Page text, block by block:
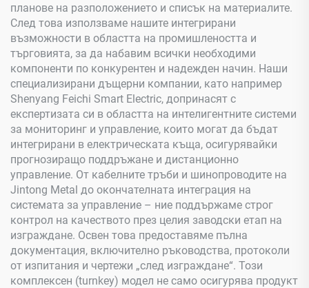
планове на разположението и списък на материалите.
След това използваме нашите интегрирани
възможности в областта на промишлеността и
търговията, за да набавим всички необходими
компоненти по конкурентен и надежден начин. Наши
специализирани дъщерни компании, като например
Shenyang Feichi Smart Electric, допринасят с
експертизата си в областта на интелигентните системи
за мониторинг и управление, които могат да бъдат
интегрирани в електрическата къща, осигурявайки
прогнозиращо поддръжане и дистанционно
управление. От кабелните тръби и шинопроводите на
Jintong Metal до окончателната интеграция на
системата за управление – ние поддържаме строг
контрол на качеството през целия заводски етап на
изграждане. Освен това предоставяме пълна
документация, включително ръководства, протоколи
от изпитания и чертежи „след изграждане“. Този
комплексен (turnkey) модел не само осигурява продукт